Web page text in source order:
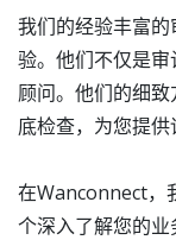
我们的经验丰富
验。他们不仅是
顾问。他们的细
底检查，为您提供
在Wanconnect，
个深入了解您的